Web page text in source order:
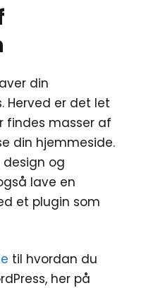
din
Herved er det let
findes masser af
din hjemmeside.
og
lave en
et plugin som
til hvordan du
her på